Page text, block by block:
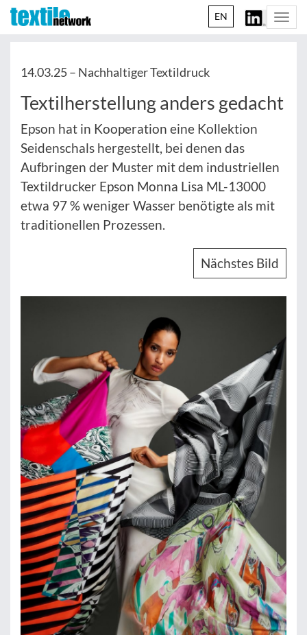
EN
14.03.25 – Nachhaltiger Textildruck
Textilherstellung anders gedacht
Epson hat in Kooperation eine Kollektion
Seidenschals hergestellt, bei denen das
Aufbringen der Muster mit dem industriellen
Textildrucker Epson Monna Lisa ML-13000
etwa 97 % weniger Wasser benötigte als mit
traditionellen Prozessen.
Nächstes Bild